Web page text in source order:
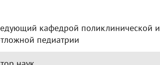
кафедрой поликлинической и
педиатрии